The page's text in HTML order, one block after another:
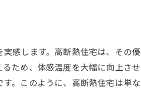
断熱住宅の実績
断熱住宅の実力
ーススタディ
断熱住宅の工夫
感します。高断熱住宅は、その
ため、体感温度を大幅に向上さ
。このように、高断熱住宅は単